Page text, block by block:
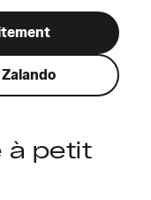
à petit